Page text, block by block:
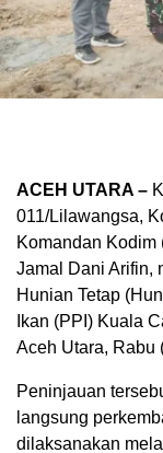
ACEH UTARA –
011/Lilawangsa,
Komandan Kodim
Jamal Dani Arifin,
Hunian Tetap
Ikan (PPI) Kuala
Aceh Utara, Rabu
Peninjauan
langsung
dilaksanakan